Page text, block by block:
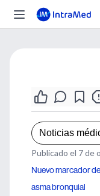
Noticias
Publicado el 7 de
Nuevo marcador
asma bronquial